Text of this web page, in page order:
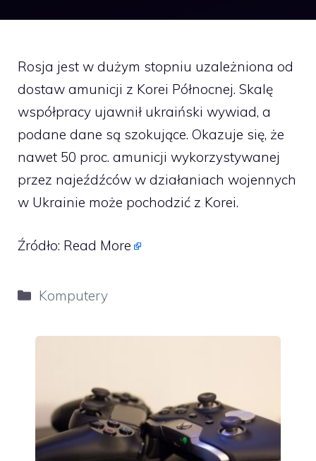
Rosja jest w dużym stopniu uzależniona od
dostaw amunicji z Korei Północnej. Skalę
współpracy ujawnił ukraiński wywiad, a
podane dane są szokujące. Okazuje się, że
nawet 50 proc. amunicji wykorzystywanej
przez najeźdźców w działaniach wojennych
w Ukrainie może pochodzić z Korei.
Źródło: Read More
Kategorie
Komputery